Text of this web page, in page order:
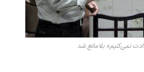
نمی‌کنیم» بلامانع شد